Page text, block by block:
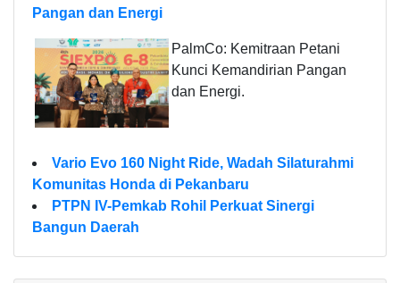
Pangan dan Energi
PalmCo: Kemitraan Petani
Kunci Kemandirian Pangan
dan Energi.
Vario Evo 160 Night Ride, Wadah Silaturahmi
Komunitas Honda di Pekanbaru
PTPN IV-Pemkab Rohil Perkuat Sinergi
Bangun Daerah